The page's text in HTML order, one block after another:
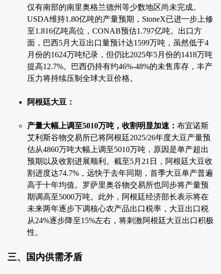
仅有南部的南里奥格兰德州等少数地区尚未完成。
USDA维持1.80亿吨的产量预期，StoneX已进一步上修
至1.816亿吨高位，CONAB预估1.797亿吨。出口方
面，巴西5月大豆出口量预计达1599万吨，虽然低于4
月份的1624万吨纪录，但仍比2025年5月份的1418万吨
提高12.7%。巴西仍持有约46%-48%的未售库存，丰产
压力将持续压制全球大豆价格。
阿根廷大豆：
产量大幅上调至5010万吨，收割明显加速： 布宜诺斯
艾利斯谷物交易所已将阿根廷2025/26年度大豆产量预
估从4860万吨大幅上调至5010万吨，原因是单产超出
预期以及收割进展顺利。截至5月21日，阿根廷大豆收
割进度达74.7%，远快于去年同期，首季大豆单产普遍
高于十年均值。罗萨里奥谷物交易所也同步将产量预
期调高至5000万吨。此外，阿根廷经济部长表示将在
未来两年逐步下调核心农产品出口税率，大豆出口税
从24%逐步降至15%左右，将刺激阿根廷大豆出口积极
性。
三、国内供需矛盾